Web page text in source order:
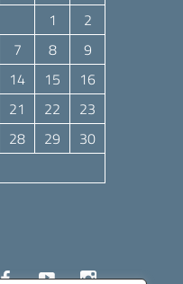
1
2
7 8
9
14 15
16
21 22
23
28 29
30